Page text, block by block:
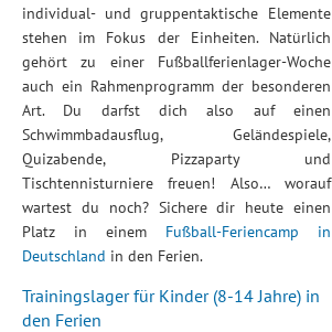
individual- und gruppentaktische Elemente
stehen im Fokus der Einheiten. Natürlich
gehört zu einer Fußballferienlager-Woche
auch ein Rahmenprogramm der besonderen
Art. Du darfst dich also auf einen
Schwimmbadausflug, Geländespiele,
Quizabende, Pizzaparty und
Tischtennisturniere freuen! Also… worauf
wartest du noch? Sichere dir heute einen
Platz in einem Fußball-Feriencamp in
Deutschland in den Ferien.
Trainingslager für Kinder (8-14 Jahre) in
den Ferien